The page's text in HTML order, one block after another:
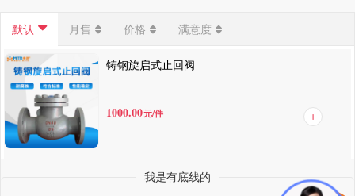
默认 月售 价格 满意度
铸钢旋启式止回阀
1000.00元/件
我是有底线的